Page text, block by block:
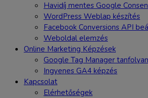
Havidíj mentes Google
WordPress Weblap készítés
Facebook Conversions API
Weboldal elemzés
Online Marketing Képzések
Google Tag Manager
Ingyenes GA4 képzés
Kapcsolat
Elérhetőségek